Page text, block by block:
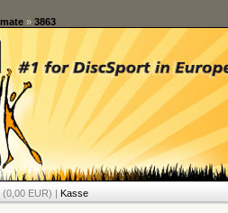
» 3863
(0,00 EUR) | Kasse